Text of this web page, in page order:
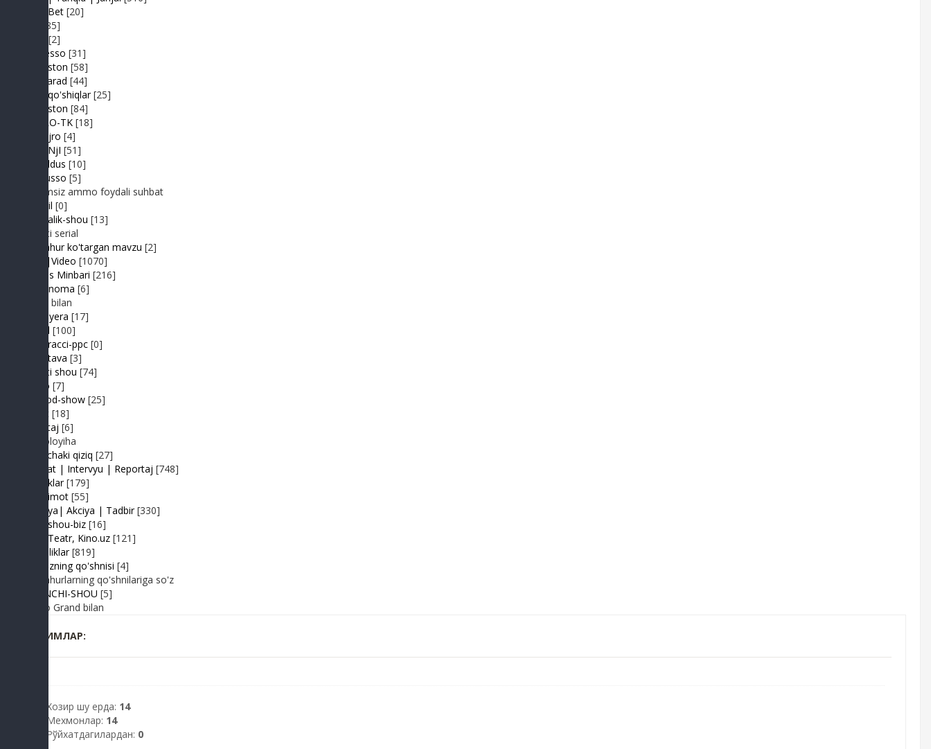
BeshBet [20]
[85]
[2]
Expresso [31]
FIKRiston [58]
Hit-Parad [44]
Ijara qo'shiqlar [25]
IJODiston [84]
IMPRO-TK [18]
Jonli ijro [4]
JuMaNjI [51]
JurYuldus [10]
Kaktusso [5]
Yoqimsiz ammo foydali suhbat
Kongil [0]
Kundalik-shou [13]
Realiti serial
Mashhur ko'targan mavzu [2]
MP3|Video [1070]
Muhlis Minbari [216]
Ovoznoma [6]
Luiza bilan
Premyera [17]
Prikol [100]
Paparacci-ppc [0]
Podstava [3]
Realiti shou [74]
Retro [7]
Sayyod-show [25]
Sport [18]
Shantaj [6]
Videoloyiha
Shunchaki qiziq [27]
Suhbat | Intervyu | Reportaj [748]
Tabriklar [179]
Taqdimot [55]
Hayriya| Akciya | Tadbir [330]
Turk shou-biz [16]
TV | Teatr, Kino.uz [121]
Yangiliklar [819]
Yulduzning qo'shnisi [4]
Mashhurlarning qo'shnilariga so'z
BIRINCHI-SHOU [5]
Radio Grand bilan
КИМЛАР:
Хозир шу ерда: 14
Мехмонлар: 14
Рўйхатдагилардан: 0